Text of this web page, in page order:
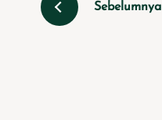
Sebelumnya